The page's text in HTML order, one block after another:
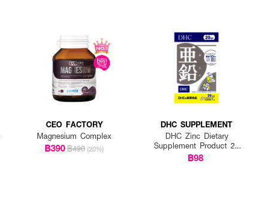
CEO FACTORY
Magnesium Complex
฿390฿490 (20%)
DHC SUPPLEMENT
DHC Zinc Dietary
Supplement Product 20
Days
฿98